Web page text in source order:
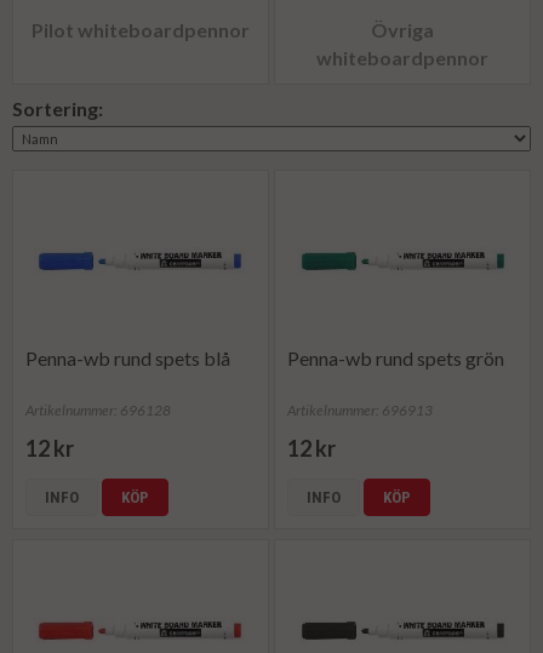
Pilot whiteboardpennor
Övriga
whiteboardpennor
Sortering:
Penna-wb rund spets blå
Artikelnummer: 696128
12 kr
INFO KÖP
Penna-wb rund spets grön
Artikelnummer: 696913
12 kr
INFO KÖP